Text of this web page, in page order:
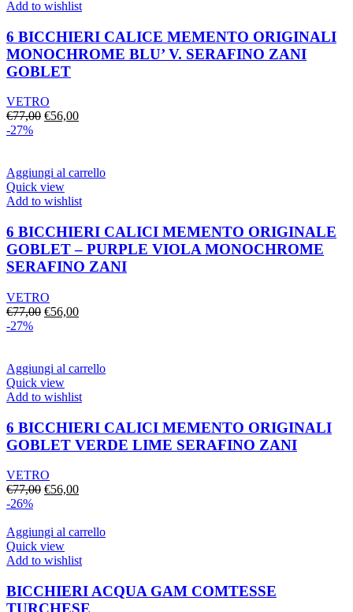
Add to wishlist
6 BICCHIERI CALICE MEMENTO ORIGINALI
MONOCHROME BLU’ V. SERAFINO ZANI
GOBLET
VETRO
€77,00 Il
€77,00.
€56,00Il
€56,00.
-27%
Aggiungi al carrello
Quick view
Add to wishlist
6 BICCHIERI CALICI MEMENTO ORIGINALE
GOBLET – PURPLE VIOLA MONOCHROME
SERAFINO ZANI
VETRO
€77,00 Il
€77,00.
€56,00Il
€56,00.
-27%
Aggiungi al carrello
Quick view
Add to wishlist
6 BICCHIERI CALICI MEMENTO ORIGINALI
GOBLET VERDE LIME SERAFINO ZANI
VETRO
€77,00 Il
era:
€77,00.
€56,00Il
è:
-26%
Aggiungi al carrello
Quick view
Add to wishlist
BICCHIERI ACQUA GAM COMTESSE
TURCHESE